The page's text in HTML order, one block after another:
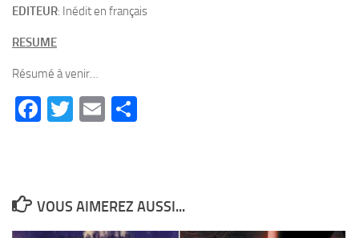
EDITEUR: Inédit en français
RESUME
Résumé à venir…
Facebook
Twitter
Email
VOUS AIMEREZ AUSSI...